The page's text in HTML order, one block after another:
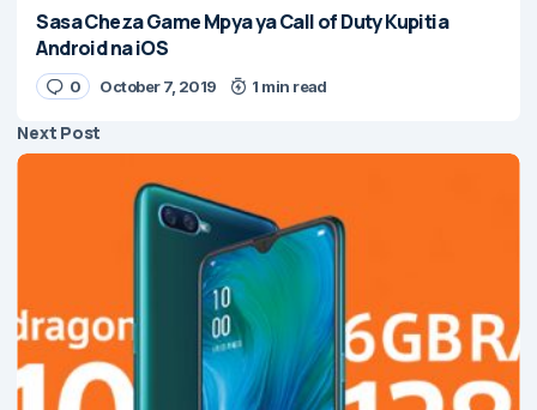
Sasa Cheza Game Mpya ya Call of Duty Kupitia
Android na iOS
0 October 7, 2019 1 min read
Next Post